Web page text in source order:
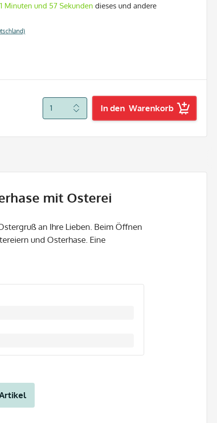
Minuten und 56 Sekunden dieses und andere
In den Warenkorb
mit Osterei
an Ihre Lieben. Beim Öffnen
und Osterhase. Eine